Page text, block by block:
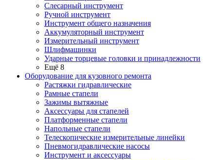
Слесарный инструмент
Ручной инструмент
Инструмент общего назначения
Аккумуляторный инструмент
Измерительный инструмент
Шлифмашинки
Ударные торцевые головки и принадлежности
Ещё 8
Оборудование для кузовного ремонта
Растяжки гидравлические
Рамные стапели
Зажимы вытяжные
Аксессуары для стапелей
Платформенные стапели
Напольные стапели
Телескопические измерительные линейки
Пневмогидравлические насосы
Инструмент и аксессуары